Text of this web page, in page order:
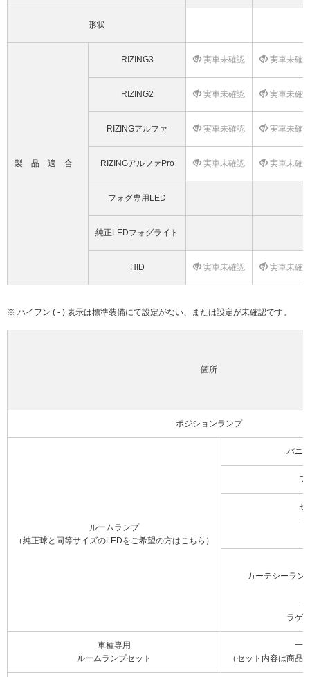
形状
製品適合
RIZING3 実車未確認 実車未確
RIZING2 実車未確認 実車未確
RIZINGアルファ 実車未確認 実車未確
RIZINGアルファPro 実車未確認 実車未確
フォグ専用LED
純正LEDフォグライト
HID 実車未確認 実車未確
※ ハイフン ( - ) 表示は標準装備にて設定がない、または設定が未確認です。
箇所
ポジションランプ
ルームランプ
（純正球と同等サイズのLEDをご希望の方はこちら）
バニ
フ
セ
カーテシーラン
ラゲ
車種専用
ルームランプセット
一
（セット内容は商品